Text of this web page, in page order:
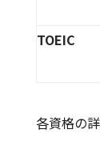
TOEIC
各資格の